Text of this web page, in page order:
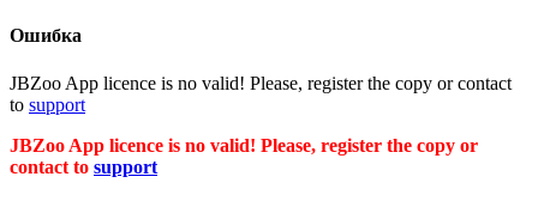
Ошибка
JBZoo App licence is no valid! Please, register the copy or contact
to support
JBZoo App licence is no valid! Please, register the copy or
contact to support